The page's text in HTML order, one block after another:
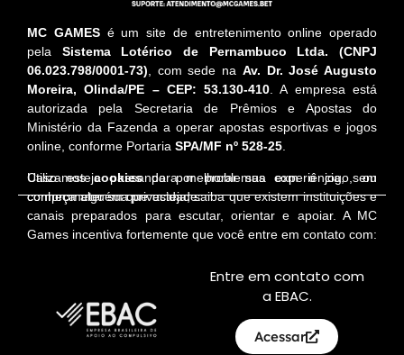
MC GAMESé um site de entretenimento online operado
pela Sistema Lotérico de Pernambuco Ltda. (CNPJ
06.023.798/0001-73) , com sede na Av. Dr. José Augusto
Moreira, Olinda/PE – CEP: 53.130-410 . A empresa está
autorizada pela Secretaria de Prêmios e Apostas do
Ministério da Fazenda a operar apostas esportivas e jogos
online, conforme Portaria SPA/MF nº 528-25
Utilizamoscookiespara melhorar sua experiência, sem
comprometer sua privacidade.
Caso esteja passando por problemas com o jogo, ou
conheça alguém que esteja, saiba que existem instituições e
canais preparados para escutar, orientar e apoiar. A MC
Games incentiva fortemente que você entre em contato com:
Entre em contato com
a EBAC.
Acessar